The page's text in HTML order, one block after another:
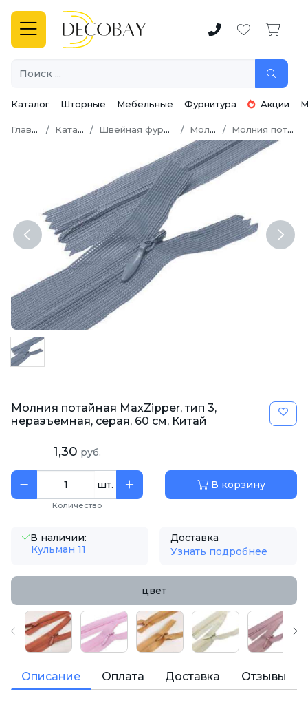
Каталог Шторные Мебельные Фурнитура Акции
Главная Каталог Швейная фурнитура Молнии Молния потайная
Previous Next
Молния потайная MaxZipper, тип 3,
неразъемная, серая, 60 см, Китай
1,30 руб.
шт.
Количество
В корзину
В наличии:
Кульман 11
Доставка
Узнать подробнее
цвет
Описание Оплата Доставка Отзывы